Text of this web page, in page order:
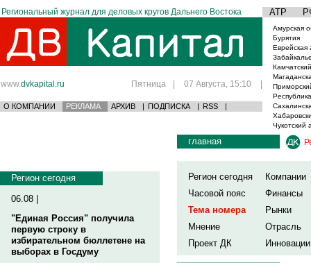
Региональный журнал для деловых кругов Дальнего Востока АТР
www.dvkapital.ru Пятница | 07 Августа, 15:10 |
О КОМПАНИИ РЕКЛАМА АРХИВ | ПОДПИСКА | RSS |
Амурская
Бурятия
Еврейская
Чукотский
Регион сегодня
06.08 |
"Единая Россия" получила
первую строку в
избирательном бюллетене на
выборах в Госдуму
главная
Регион сегодня
Компании
Часовой пояс
Финансы
Тема номера
Рынки
Мнение
Отрасль
Проект ДК
Инновации